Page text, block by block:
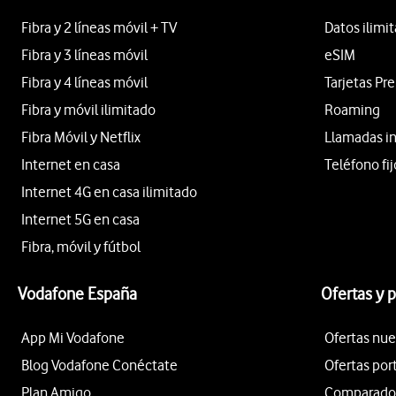
Fibra y 2 líneas móvil + TV
Fibra y 3 líneas móvil
Fibra y 4 líneas móvil
Fibra y móvil ilimitado
Fibra Móvil y Netflix
Internet en casa
Internet 4G en casa ilimitado
Internet 5G en casa
Fibra, móvil y fútbol
Datos
eSIM
Tarjetas
Roaming
Llamadas
Teléfono
Vodafone España
App Mi Vodafone
Blog Vodafone Conéctate
Plan Amigo
Ofertas y
Ofertas
Ofertas